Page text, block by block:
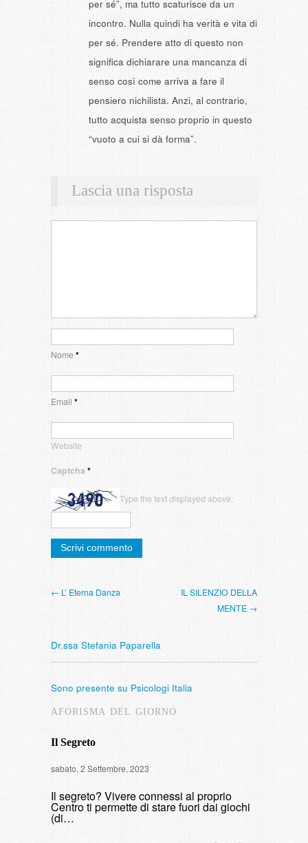
per sé”, ma tutto scaturisce da un
incontro. Nulla quindi ha verità e vita di
per sé. Prendere atto di questo non
significa dichiarare una mancanza di
senso così come arriva a fare il
pensiero nichilista. Anzi, al contrario,
tutto acquista senso proprio in questo
“vuoto a cui si dà forma”.
Lascia una risposta
Nome*
Email *
Website
Captcha *
Type the text displayed above:
← L’ Eterna Danza
IL SILENZIO DELLA
MENTE →
Dr.ssa Stefania Paparella
Sono presente su Psicologi Italia
AFORISMA DEL GIORNO
Il Segreto
sabato, 2 Settembre, 2023
Il segreto? Vivere connessi al proprio
Centro ti permette di stare fuori dai giochi
(di…